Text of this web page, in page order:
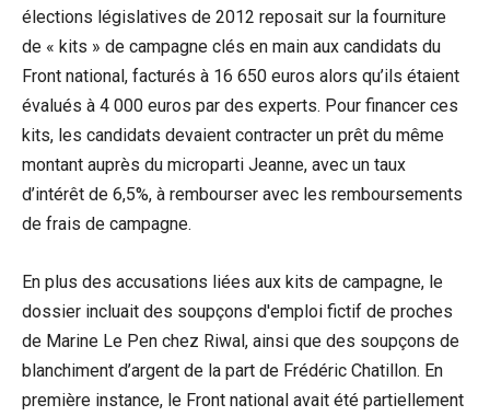
élections législatives de 2012 reposait sur la fourniture
de « kits » de campagne clés en main aux candidats du
Front national, facturés à 16 650 euros alors qu’ils étaient
évalués à 4 000 euros par des experts. Pour financer ces
kits, les candidats devaient contracter un prêt du même
montant auprès du microparti Jeanne, avec un taux
d’intérêt de 6,5%, à rembourser avec les remboursements
de frais de campagne.
En plus des accusations liées aux kits de campagne, le
dossier incluait des soupçons d'emploi fictif de proches
de Marine Le Pen chez Riwal, ainsi que des soupçons de
blanchiment d’argent de la part de Frédéric Chatillon. En
première instance, le Front national avait été partiellement